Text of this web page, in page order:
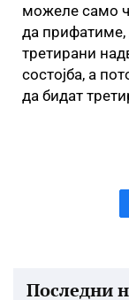
можеле само
да прифатиме,
третирани
состојба, а
да бидат
Последни